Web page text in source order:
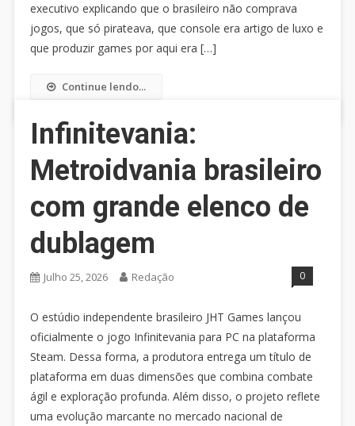
executivo explicando que o brasileiro não comprava
jogos, que só pirateava, que console era artigo de luxo e
que produzir games por aqui era […]
Continue lendo...
Infinitevania:
Metroidvania brasileiro
com grande elenco de
dublagem
Julho 25, 2026 Redação 0
O estúdio independente brasileiro JHT Games lançou
oficialmente o jogo Infinitevania para PC na plataforma
Steam. Dessa forma, a produtora entrega um título de
plataforma em duas dimensões que combina combate
ágil e exploração profunda. Além disso, o projeto reflete
uma evolução marcante no mercado nacional de